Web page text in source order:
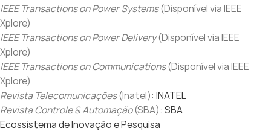
IEEE Transactions on Power Systems(Disponível via IEEE
Xplore)
IEEE Transactions on Power Delivery(Disponível via IEEE
Xplore)
IEEE Transactions on Communications(Disponível via IEEE
Xplore)
Revista Telecomunicações(Inatel): INATEL
Revista Controle & Automação(SBA): SBA
Ecossistema de Inovação e Pesquisa